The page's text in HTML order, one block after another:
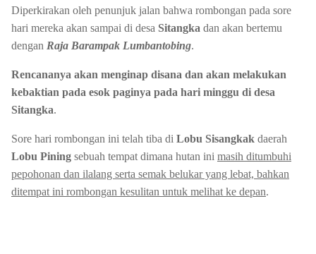
Diperkirakan oleh penunjuk jalan bahwa rombongan pada sore
hari mereka akan sampai di desa Sitangka dan akan bertemu
dengan Raja Barampak Lumbantobing.
Rencananya akan menginap disana dan akan melakukan
kebaktian pada esok paginya pada hari minggu di desa
Sitangka.
Sore hari rombongan ini telah tiba di Lobu Sisangkak daerah
Lobu Pining sebuah tempat dimana hutan ini masih ditumbuhi
pepohonan dan ilalang serta semak belukar yang lebat, bahkan
ditempat ini rombongan kesulitan untuk melihat ke depan.